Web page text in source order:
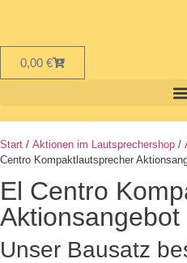
0,00 €
Start / Aktionen im Lautsprechershop /
Centro Kompaktlautsprecher
El Centro
Aktionsangebot
Unser Bausatz